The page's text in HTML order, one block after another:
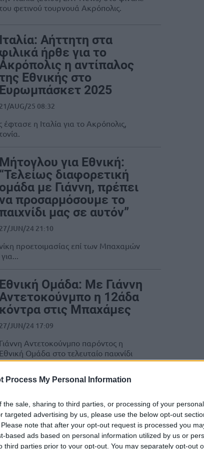
Process My Personal Information
the sale, sharing to third parties, or processing of your
targeted advertising by us, please use the below opt-out
note that after your opt-out request is processed you
based ads based on personal information utilized by us or
third parties prior to your opt-out. You may separately opt-out
φετινού τουρνουά Ακρόπολις.
Ιταλία: Αήττητη στα
φιλικά ήρθε για το
η αντίπαλος
Εθνικής στο
Ευρωμπάσκετ 2025
21/AUG/25 08:32
η Ιταλία για το Ακρόπολις,
Μήτογλου για Εθνική:
“Τελείως διαφορετική
ομάδα με Γιάννη, πρέπει
προσαρμόσουμε το
παιχνίδι μας σε αυτόν”
27/JUN/24 21:10
προετοιμασίας επί των Μπαχαμών
Εθνική Ομάδα: Με Γιάννη
η 12άδα
κόντρα στις Μπαχάμες
27/JUN/24 17:09
Γιάννη Αντετοκούνμπο παρόντος η
Εθνική Ομάδα στο τελευταίο παιχνίδι
με τις Μπαχάμες (27/6,
“Άρρωστος
πυρετό ο Γιάννης, του
είπα να μείνει σπίτι”